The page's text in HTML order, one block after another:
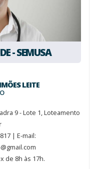
- SEMUSA
LEITE
9 - Lote 1, Loteamento
| E-mail:
de 8h às 17h.